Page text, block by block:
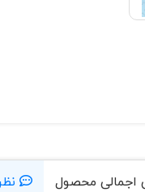
اجمالی محصول